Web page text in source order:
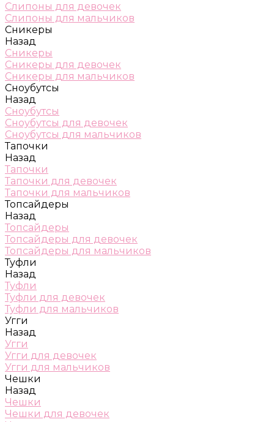
Слипоны для девочек
Слипоны для мальчиков
Сникеры
Назад
Сникеры
Сникеры для девочек
Сникеры для мальчиков
Сноубутсы
Назад
Сноубутсы
Сноубутсы для девочек
Сноубутсы для мальчиков
Тапочки
Назад
Тапочки
Тапочки для девочек
Тапочки для мальчиков
Топсайдеры
Назад
Топсайдеры
Топсайдеры для девочек
Топсайдеры для мальчиков
Туфли
Назад
Туфли
Туфли для девочек
Туфли для мальчиков
Угги
Назад
Угги
Угги для девочек
Угги для мальчиков
Чешки
Назад
Чешки
Чешки для девочек